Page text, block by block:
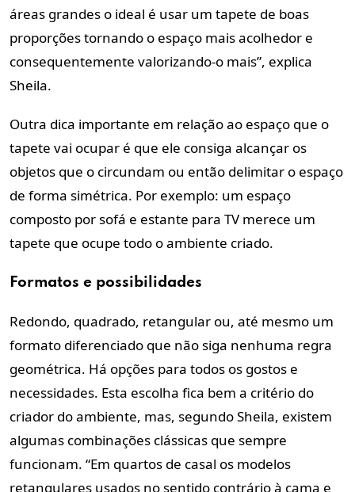
áreas grandes o ideal é usar um tapete de boas
proporções tornando o espaço mais acolhedor e
consequentemente valorizando-o mais”, explica
Sheila.
Outra dica importante em relação ao espaço que o
tapete vai ocupar é que ele consiga alcançar os
objetos que o circundam ou então delimitar o espaço
de forma simétrica. Por exemplo: um espaço
composto por sofá e estante para TV merece um
tapete que ocupe todo o ambiente criado.
Formatos e possibilidades
Redondo, quadrado, retangular ou, até mesmo um
formato diferenciado que não siga nenhuma regra
geométrica. Há opções para todos os gostos e
necessidades. Esta escolha fica bem a critério do
criador do ambiente, mas, segundo Sheila, existem
algumas combinações clássicas que sempre
funcionam. “Em quartos de casal os modelos
retangulares usados no sentido contrário à cama e